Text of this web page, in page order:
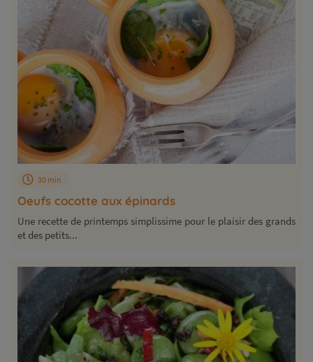
Oeufs cocotte aux épinards
30 min
Une recette de printemps simplissime pour le plaisir des grands
et des petits...